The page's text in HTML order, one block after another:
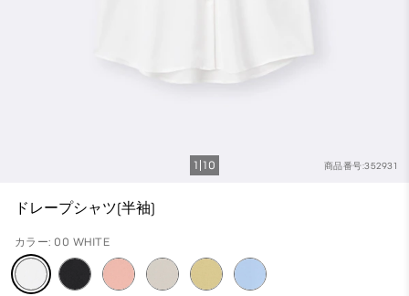
商品番号:352931
1 10
ドレープシャツ(半袖)
カラー: 00 WHITE